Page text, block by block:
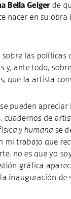
Bella Geiger de
nacer en su
las políticas
y, ante todo,
que la artista
pueden
cuadernos de
y humana se
mi trabajo que
no es que yo
gráfica
inauguración de